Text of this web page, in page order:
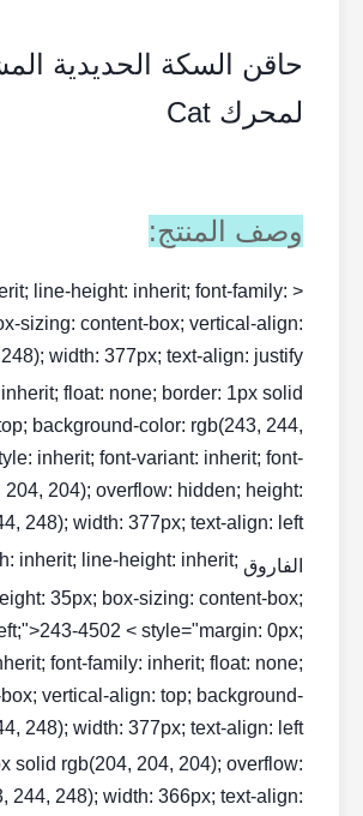
لمحرك Cat
وصف المنتج:
line-height: inherit; font-family:
sizing: content-box; vertical-align:
width: 377px; text-align: justify;">
float: none; border: 1px solid
background-color: rgb(243, 244,
inherit; font-variant: inherit; font-
204); overflow: hidden; height:
width: 377px; text-align: left;">
الفاروق NO1 inherit; line-height: inherit;
35px; box-sizing: content-box;
4502 < style="margin: 0px;
font-family: inherit; float: none;
vertical-align: top; background-
248); width: 377px; text-align: left;">
solid rgb(204, 204, 204); overflow:
244, 248); width: 366px; text-align: